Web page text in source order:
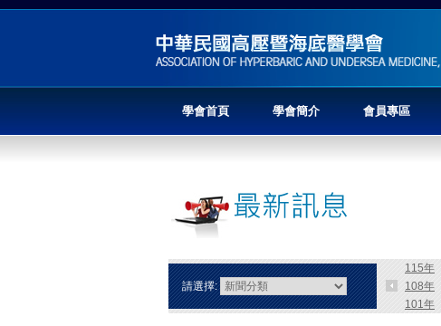
學會首頁 學會簡介 會員專區
請選擇:
115年
108年
101年